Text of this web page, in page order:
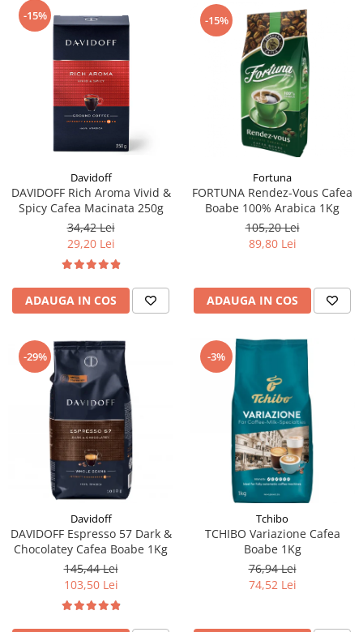
-15%
Davidoff
DAVIDOFF Rich Aroma Vivid &
Spicy Cafea Macinata 250g
34,42 Lei
29,20 Lei
ADAUGA IN COS
-15%
Fortuna
FORTUNA Rendez-Vous Cafea
Boabe 100% Arabica 1Kg
105,20 Lei
89,80 Lei
ADAUGA IN COS
-29%
Davidoff
DAVIDOFF Espresso 57 Dark &
Chocolatey Cafea Boabe 1Kg
145,44 Lei
103,50 Lei
-3%
Tchibo
TCHIBO Variazione Cafea
Boabe 1Kg
76,94 Lei
74,52 Lei